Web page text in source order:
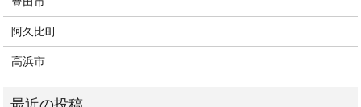
阿久比町
高浜市